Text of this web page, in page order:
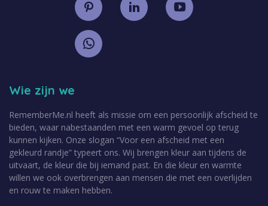
Wie zijn we
RememberMe.nl heeft als missie om een persoonlijk afscheid te
bieden, waar nabestaanden met een warm gevoel op terug
kunnen kijken. Onze slogan “Voor een afscheid met een
gekleurd randje” typeert ons. Wij brengen kleur aan tijdens de
uitvaart, de kleur die bij iemand past. En die kleur en warmte
willen we ook overbrengen aan mensen die met een overlijden
en rouw te maken hebben.